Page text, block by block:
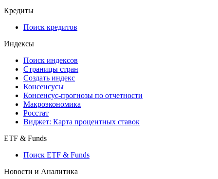
Кредиты
Поиск кредитов
Индексы
Поиск индексов
Страницы стран
Создать индекс
Консенсусы
Консенсус-прогнозы по отчетности
Макроэкономика
Росстат
Виджет: Карта процентных ставок
ETF & Funds
Поиск ETF & Funds
Новости и Аналитика